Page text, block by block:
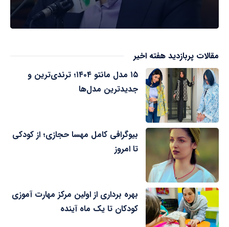
مقالات پربازدید هفته اخیر
۱۵ مدل مانتو ۱۴۰۴؛ ترندی‌ترین و
جدیدترین مدل‌ها
بیوگرافی کامل مهسا حجازی؛ از کودکی
تا امروز
بهره برداری از اولین مرکز مهارت آموزی
کودکان تا یک ماه آینده